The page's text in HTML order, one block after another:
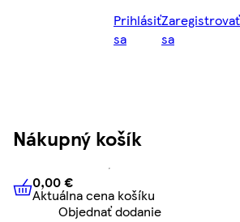
Prihlásiť
sa
Zaregistrovať
sa
Nákupný košík
0,00 € Aktuálna cena košíku
0,00 €
Aktuálna cena košíku
Objednať dodanie